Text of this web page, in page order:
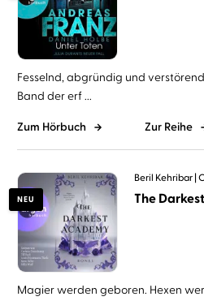
Fesselnd, abgründig und
Band der erf ...
Zum Hörbuch Zur Reihe
NEU
Beril Kehribar
The
Magier werden geboren. Hexen